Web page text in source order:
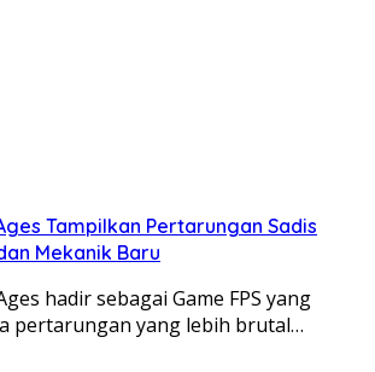
Tampilkan Pertarungan Sadis
Mekanik Baru
hadir sebagai Game FPS yang
pertarungan yang lebih brutal…